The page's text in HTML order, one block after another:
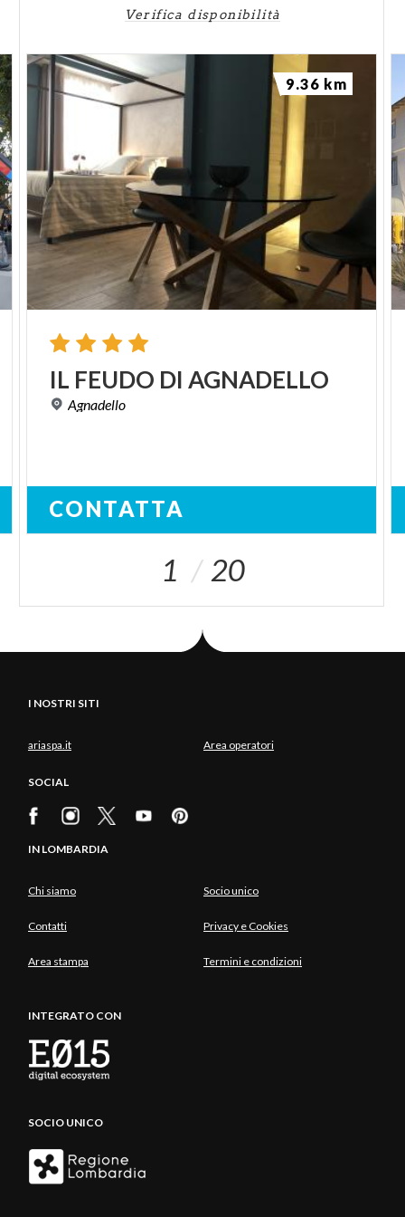
Verifica disponibilità
IL FEUDO DI AGNADELLO
Agnadello
CONTATTA
9.36 km
1 20
I NOSTRI SITI
ariaspa.it Area operatori
SOCIAL
IN LOMBARDIA
Chi siamo Socio unico
Contatti Privacy e Cookies
Area stampa Termini e condizioni
INTEGRATO CON
SOCIO UNICO